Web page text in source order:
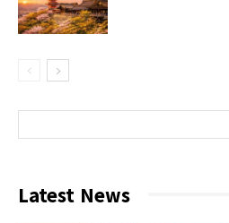
Latest News